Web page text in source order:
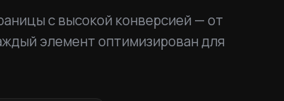
с высокой конверсией — от
элемент оптимизирован для